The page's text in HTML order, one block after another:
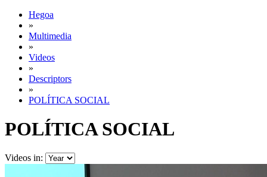
Hegoa
»
Multimedia
»
Videos
»
Descriptors
»
POLÍTICA SOCIAL
POLÍTICA SOCIAL
Videos in: